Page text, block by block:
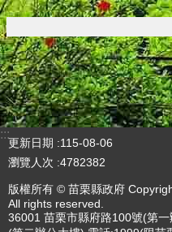
:::
更新日期 115-08-06